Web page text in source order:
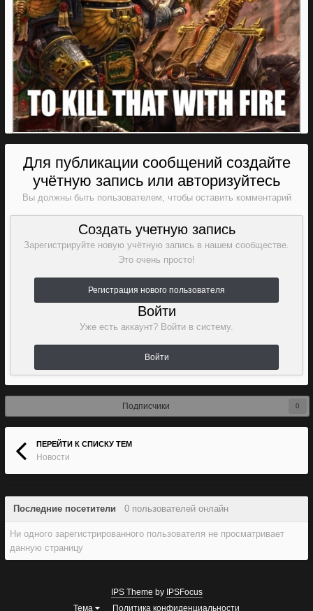
Для публикации сообщений создайте
учётную запись или авторизуйтесь
Вы должны быть пользователем, чтобы оставить комментарий
Создать учетную запись
Зарегистрируйте новую учётную запись в нашем сообществе.
Это очень просто!
Регистрация нового пользователя
Войти
Уже есть аккаунт? Войти в систему.
Войти
Подписчики 0
ПЕРЕЙТИ К СПИСКУ ТЕМ
Новости
Последние посетители 0 пользователей онлайн
Ни одного зарегистрированного пользователя не просматривает
данную страницу
IPS Theme by IPSFocus
Тема
Политика конфиденциальности